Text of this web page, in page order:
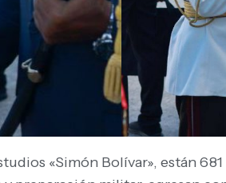
«Simón Bolívar», están